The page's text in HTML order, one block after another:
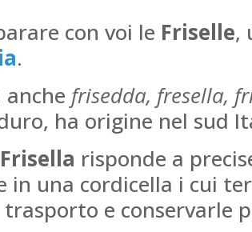
con voi le Friselle,
.
frisedda, fresella,
ha origine nel sud
risponde a
in una cordicella i cui
e conservarle